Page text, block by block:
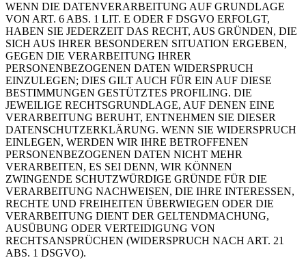
WENN DIE DATENVERARBEITUNG AUF GRUNDLAGE
VON ART. 6 ABS. 1 LIT. E ODER F DSGVO ERFOLGT,
HABEN SIE JEDERZEIT DAS RECHT, AUS GRÜNDEN, DIE
SICH AUS IHRER BESONDEREN SITUATION ERGEBEN,
GEGEN DIE VERARBEITUNG IHRER
PERSONENBEZOGENEN DATEN WIDERSPRUCH
EINZULEGEN; DIES GILT AUCH FÜR EIN AUF DIESE
BESTIMMUNGEN GESTÜTZTES PROFILING. DIE
JEWEILIGE RECHTSGRUNDLAGE, AUF DENEN EINE
VERARBEITUNG BERUHT, ENTNEHMEN SIE DIESER
DATENSCHUTZERKLÄRUNG. WENN SIE WIDERSPRUCH
EINLEGEN, WERDEN WIR IHRE BETROFFENEN
PERSONENBEZOGENEN DATEN NICHT MEHR
VERARBEITEN, ES SEI DENN, WIR KÖNNEN
ZWINGENDE SCHUTZWÜRDIGE GRÜNDE FÜR DIE
VERARBEITUNG NACHWEISEN, DIE IHRE INTERESSEN,
RECHTE UND FREIHEITEN ÜBERWIEGEN ODER DIE
VERARBEITUNG DIENT DER GELTENDMACHUNG,
AUSÜBUNG ODER VERTEIDIGUNG VON
RECHTSANSPRÜCHEN (WIDERSPRUCH NACH ART. 21
ABS. 1 DSGVO).